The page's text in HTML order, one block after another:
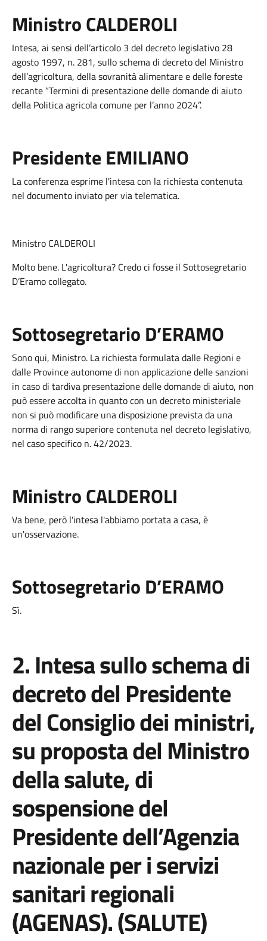
Ministro CALDEROLI
Intesa, ai sensi dell’articolo 3 del decreto legislativo 28
agosto 1997, n. 281, sullo schema di decreto del Ministro
dell’agricoltura, della sovranità alimentare e delle foreste
recante “Termini di presentazione delle domande di aiuto
della Politica agricola comune per l’anno 2024”.
Presidente EMILIANO
La conferenza esprime l'intesa con la richiesta contenuta
nel documento inviato per via telematica.
Ministro CALDEROLI
Molto bene. L'agricoltura? Credo ci fosse il Sottosegretario
D’Eramo collegato.
Sottosegretario D’ERAMO
Sono qui, Ministro. La richiesta formulata dalle Regioni e
dalle Province autonome di non applicazione delle sanzioni
in caso di tardiva presentazione delle domande di aiuto, non
può essere accolta in quanto con un decreto ministeriale
non si può modificare una disposizione prevista da una
norma di rango superiore contenuta nel decreto legislativo,
nel caso specifico n. 42/2023.
Ministro CALDEROLI
Va bene, però l'intesa l'abbiamo portata a casa, è
un'osservazione.
Sottosegretario D’ERAMO
Sì.
2. Intesa sullo schema di
decreto del Presidente
del Consiglio dei ministri,
su proposta del Ministro
della salute, di
sospensione del
Presidente dell’Agenzia
nazionale per i servizi
sanitari regionali
(AGENAS). (SALUTE)